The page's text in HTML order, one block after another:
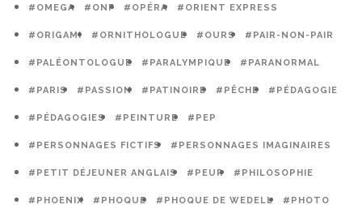
#OMEGA #ONF #OPÉRA #ORIENT EXPRESS
#ORIGAMI #ORNITHOLOGUE #OURS #PAIR-NON-PAIR
#PALÉONTOLOGUE #PARALYMPIQUE #PARANORMAL
#PARIS #PASSION #PATINOIRE #PÊCHE #PÉDAGOGIE
#PÉDAGOGIES #PEINTURE #PEP
#PERSONNAGES FICTIFS #PERSONNAGES IMAGINAIRES
#PETIT DÉJEUNER ANGLAIS #PEUR #PHILOSOPHIE
#PHOENIX #PHOQUE #PHOQUE DE WEDELL #PHOTO